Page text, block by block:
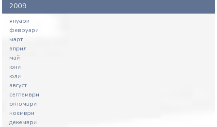
2009
януари
февруари
март
април
май
юни
юли
август
септември
октомври
ноември
декември